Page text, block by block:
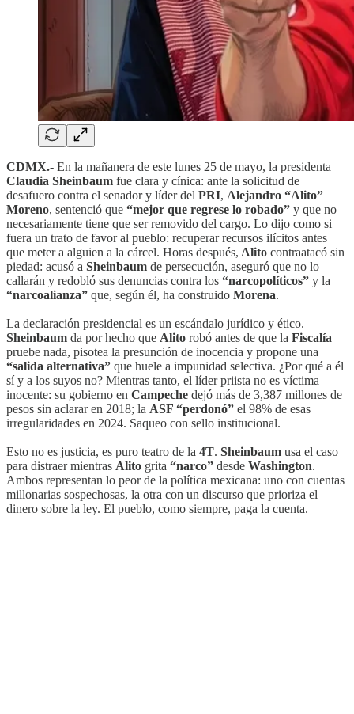
CDMX.- En la mañanera de este lunes 25 de mayo, la presidenta
Claudia Sheinbaum fue clara y cínica: ante la solicitud de
desafuero contra el senador y líder del PRI, Alejandro “Alito”
Moreno, sentenció que “mejor que regrese lo robado” y que no
necesariamente tiene que ser removido del cargo. Lo dijo como si
fuera un trato de favor al pueblo: recuperar recursos ilícitos antes
que meter a alguien a la cárcel. Horas después, Alito contraatacó sin
piedad: acusó a Sheinbaum de persecución, aseguró que no lo
callarán y redobló sus denuncias contra los “narcopolíticos” y la
“narcoalianza” que, según él, ha construido Morena.
La declaración presidencial es un escándalo jurídico y ético.
Sheinbaum da por hecho que Alito robó antes de que la Fiscalía
pruebe nada, pisotea la presunción de inocencia y propone una
“salida alternativa” que huele a impunidad selectiva. ¿Por qué a él
sí y a los suyos no? Mientras tanto, el líder priista no es víctima
inocente: su gobierno en Campeche dejó más de 3,387 millones de
pesos sin aclarar en 2018; la ASF “perdonó” el 98% de esas
irregularidades en 2024. Saqueo con sello institucional.
Esto no es justicia, es puro teatro de la 4T. Sheinbaum usa el caso
para distraer mientras Alito grita “narco” desde Washington.
Ambos representan lo peor de la política mexicana: uno con cuentas
millonarias sospechosas, la otra con un discurso que prioriza el
dinero sobre la ley. El pueblo, como siempre, paga la cuenta.